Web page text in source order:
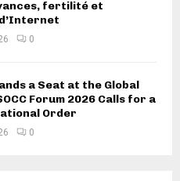
fertilité et
0
a Seat at the Global
Forum 2026 Calls for a
Order
0